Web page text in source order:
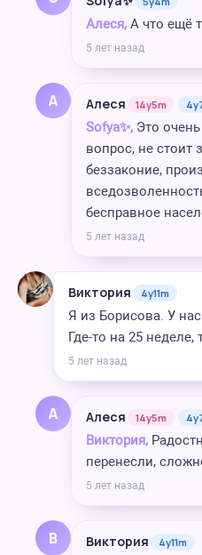
Алеся, А что ещё
5 лет назад
А Алеся 14y5m
Sofya✨, Это
вопрос, не стоит
беззаконие,
бесправное
5 лет назад
Виктория 4y11m
Я из Борисова. У
Где-то на 25
5 лет назад
А Алеся 14y5m
Виктория,
перенесли,
5 лет назад
В Виктория 4y11m